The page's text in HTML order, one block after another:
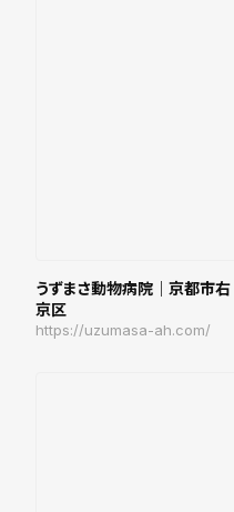
うずまさ動物病院｜京都市右
京区
https://uzumasa-ah.com/